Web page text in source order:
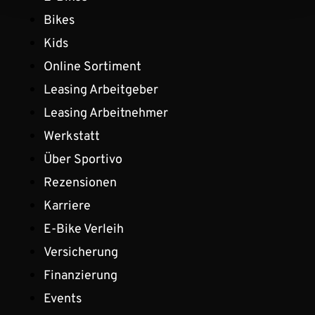
Bikes
Kids
Online Sortiment
Leasing Arbeitgeber
Leasing Arbeitnehmer
Werkstatt
Über Sportivo
Rezensionen
Karriere
E-Bike Verleih
Versicherung
Finanzierung
Events